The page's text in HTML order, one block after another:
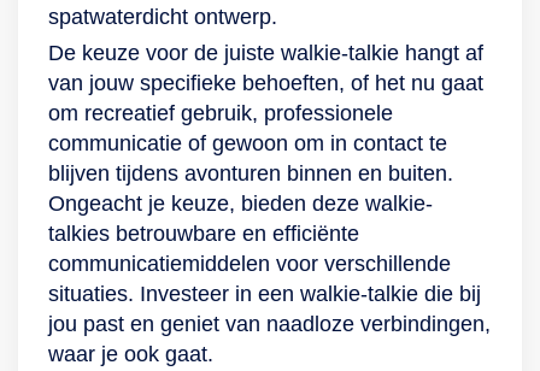
spatwaterdicht ontwerp.
De keuze voor de juiste walkie-talkie hangt af
van jouw specifieke behoeften, of het nu gaat
om recreatief gebruik, professionele
communicatie of gewoon om in contact te
blijven tijdens avonturen binnen en buiten.
Ongeacht je keuze, bieden deze walkie-
talkies betrouwbare en efficiënte
communicatiemiddelen voor verschillende
situaties. Investeer in een walkie-talkie die bij
jou past en geniet van naadloze verbindingen,
waar je ook gaat.